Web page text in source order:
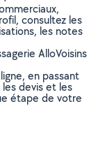
consultez les
les notes
AlloVoisins
en passant
les devis et les
étape de votre